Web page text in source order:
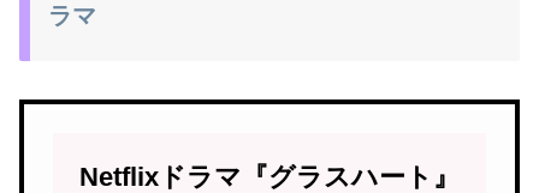
ラマ
Netflixドラマ『グラスハート』